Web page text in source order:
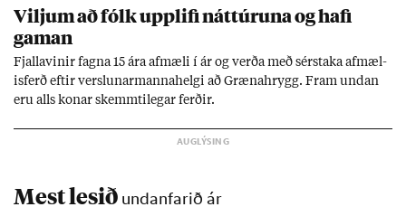
Vilj­um að fólk upp­lifi nátt­úr­una og hafi
gam­an
Fjalla­vin­ir fagna 15 ára af­mæli í ár og verða með sér­staka af­mæl­
is­ferð eft­ir versl­un­ar­manna­helgi að Græna­hrygg. Fram und­an
eru alls kon­ar skemmti­leg­ar ferð­ir.
Mest lesið undanfarið ár